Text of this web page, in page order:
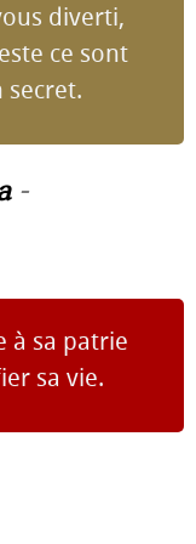
diverti,
ce sont
secret.
-
à sa patrie
sa vie.